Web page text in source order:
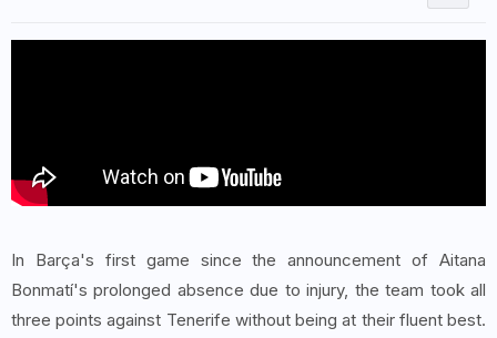
In Barça's first game since the announcement of Aitana
Bonmatí's prolonged absence due to injury, the team took all
three points against Tenerife without being at their fluent best.